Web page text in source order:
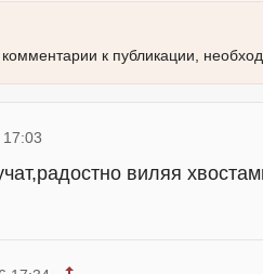
к публикации,
виляя